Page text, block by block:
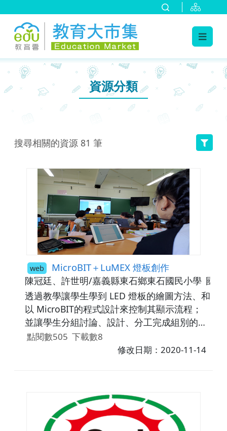
資源分類
搜尋相關的資源 81 筆
web MicroBIT＋LuMEX 燈板創作
陳冠廷、許世明/嘉義縣東石鄉東石國民小學 國小
透過教學讓學生學到 LED 燈板的繪圖方法、和
以 MicroBIT的程式設計來控制其顯示流程；
並讓學生分組討論、設計、分工完成組別的燈
板設計後，上台發表讓學習達到互動共好的學
點閱數505 下載數8
修改日期：2020-11-14